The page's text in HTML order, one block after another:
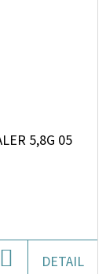
5,8G 05
DETAIL